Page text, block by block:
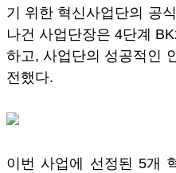
기 위한 혁신사업단의 공
나건 사업단장은 4단계
하고, 사업단의 성공적인
전했다.
이번 사업에 선정된 5개